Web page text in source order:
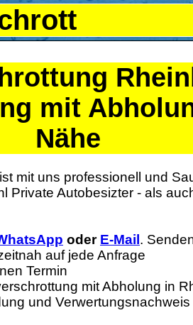
mit
Nähe
mit uns professionell und
Private Autobesizter - als
oder E-Mail .
auf jede Anfrage
Termin
mit Abholung in
und Verwertungsnachweis